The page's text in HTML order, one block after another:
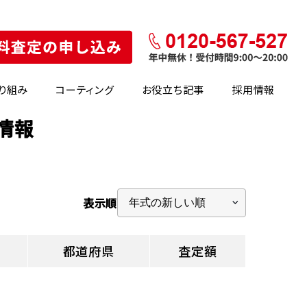
組み コーティング お役立ち記事 採用情報
報
表示順
都道府県 査定額